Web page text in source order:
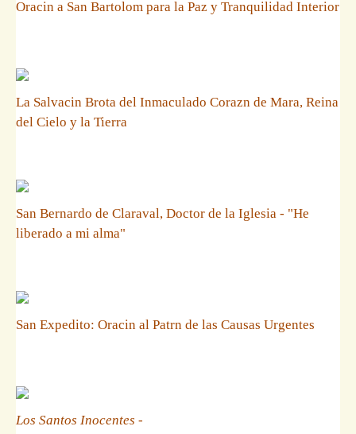
Oracin a San Bartolom para la Paz y Tranquilidad Interior
La Salvacin Brota del Inmaculado Corazn de Mara, Reina
del Cielo y la Tierra
San Bernardo de Claraval, Doctor de la Iglesia - "He
liberado a mi alma"
San Expedito: Oracin al Patrn de las Causas Urgentes
Los Santos Inocentes -